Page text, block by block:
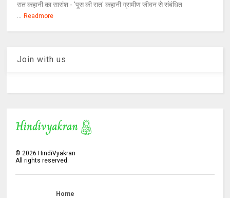
रात कहानी का सारांश - 'पूस की रात' कहानी ग्रामीण जीवन से संबंधित
... Readmore
Join with us
©2026 HindiVyakran
All rights reserved.
Home